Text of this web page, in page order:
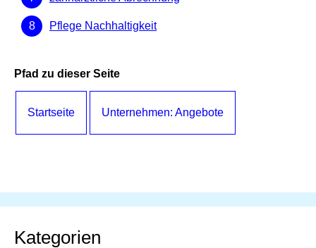
Pflege Nachhaltigkeit
Pfad zu dieser Seite
Startseite Unternehmen: Angebote
Kategorien